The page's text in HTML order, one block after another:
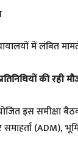
में लंबित
की रही
इस समीक्षा
(ADM),